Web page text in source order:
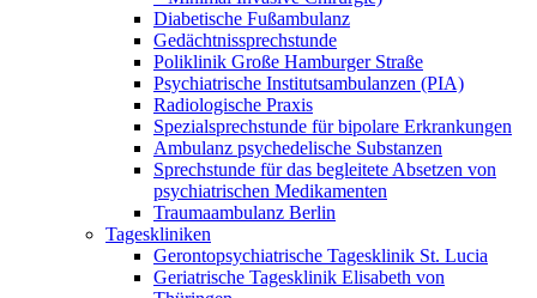
Diabetische Fußambulanz
Gedächtnissprechstunde
Poliklinik Große Hamburger Straße
Psychiatrische Institutsambulanzen (PIA)
Radiologische Praxis
Spezialsprechstunde für bipolare Erkrankungen
Ambulanz psychedelische Substanzen
Sprechstunde für das begleitete Absetzen von
psychiatrischen Medikamenten
Traumaambulanz Berlin
Tageskliniken
Gerontopsychiatrische Tagesklinik St. Lucia
Geriatrische Tagesklinik Elisabeth von